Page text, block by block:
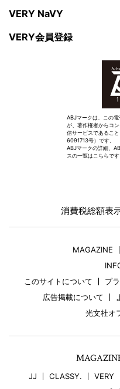
VERY NaVY
VERY会員登録
ABJマークは、この
が、著作権者からコ
信サービスであるこ
6091713号）です。
ABJマークの詳細、
スの一覧はこちらです
消費税総額表
MAGAZINE
このサイトについて
プ
広告掲載について
光文社オ
JJ CLASSY. VERY